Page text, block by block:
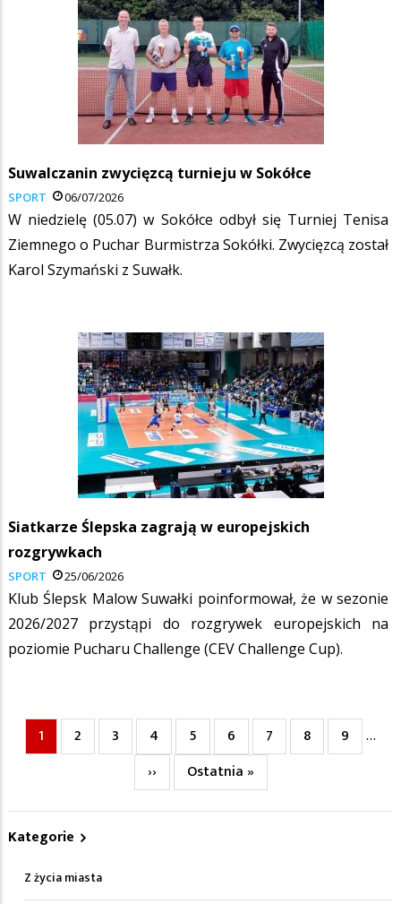
Suwalczanin zwycięzcą turnieju w Sokółce
SPORT 06/07/2026
W niedzielę (05.07) w Sokółce odbył się Turniej Tenisa
Ziemnego o Puchar Burmistrza Sokółki. Zwycięzcą został
Karol Szymański z Suwałk.
Siatkarze Ślepska zagrają w europejskich
rozgrywkach
SPORT 25/06/2026
Klub Ślepsk Malow Suwałki poinformował, że w sezonie
2026/2027 przystąpi do rozgrywek europejskich na
poziomie Pucharu Challenge (CEV Challenge Cup).
Stronicowanie
Bieżąca
strona
1 Page
2 Page
3 Page
4 Page
5 Page
6 Page
7 Page
8 Page
9 …
Następna
strona
››
Ostatnia
strona
Ostatnia »
Kategorie
Z życia miasta